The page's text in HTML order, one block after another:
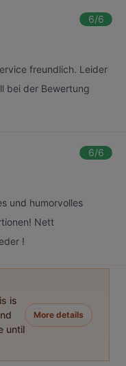
6/6
freundlich. Leider
bei der Bewertung
6/6
und humorvolles
Nett
!
is
until
More details